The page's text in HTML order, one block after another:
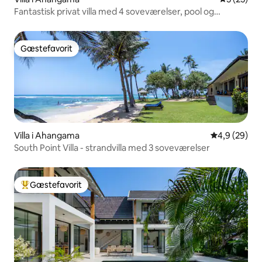
Fantastisk privat villa med 4 soveværelser, pool og
Gæstefavorit
Gæstefavorit
Villa i Ahangama 4,9 ud af 5 i
4,9 (29)
South Point Villa - strandvilla med 3 soveværelser
Bedste gæstefavorit
Gæstefavorit